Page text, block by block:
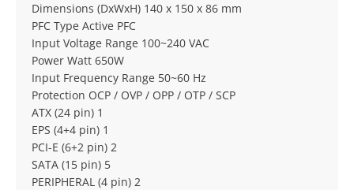
Dimensions (DxWxH) 140 x 150 x 86 mm
PFC Type Active PFC
Input Voltage Range 100~240 VAC
Power Watt 650W
Input Frequency Range 50~60 Hz
Protection OCP / OVP / OPP / OTP / SCP
ATX (24 pin) 1
EPS (4+4 pin) 1
PCI-E (6+2 pin) 2
SATA (15 pin) 5
PERIPHERAL (4 pin) 2